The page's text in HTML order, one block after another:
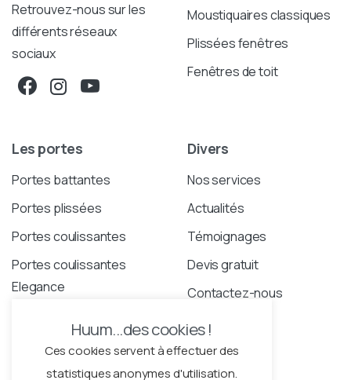
Retrouvez-nous sur les
différents réseaux
sociaux
Moustiquaires classiques
Plissées fenêtres
Fenêtres de toit
Les portes
Portes battantes
Portes plissées
Portes coulissantes
Portes coulissantes
Elegance
Divers
Nos services
Actualités
Témoignages
Devis gratuit
Contactez-nous
Huum...des cookies !
Ces cookies servent à effectuer des
statistiques anonymes d'utilisation.